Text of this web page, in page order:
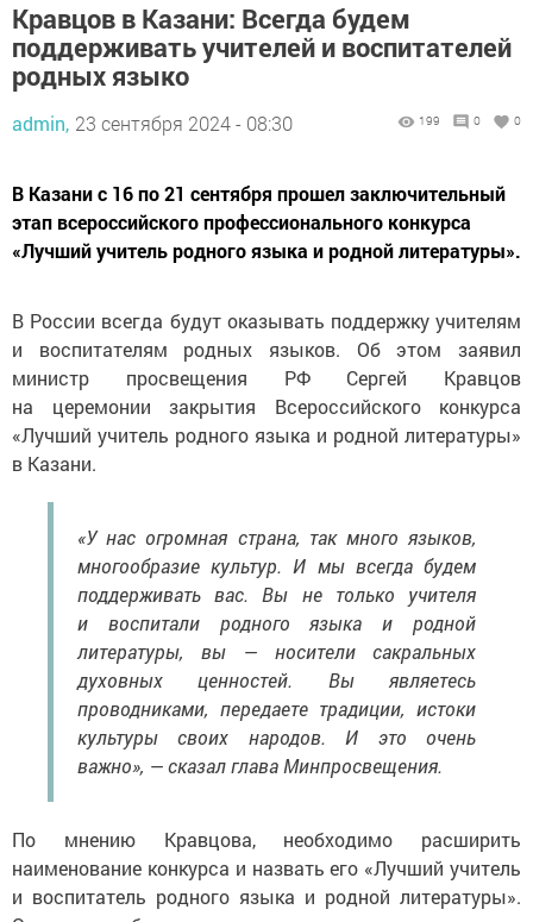
Кравцов в Казани: Всегда будем
поддерживать учителей и воспитателей
родных языко
admin, 23 сентября 2024 - 08:30 199 0 0
В Казани с 16 по 21 сентября прошел заключительный
этап всероссийского профессионального конкурса
«Лучший учитель родного языка и родной литературы».
В России всегда будут оказывать поддержку учителям
и воспитателям родных языков. Об этом заявил
министр просвещения РФ Сергей Кравцов
на церемонии закрытия Всероссийского конкурса
«Лучший учитель родного языка и родной литературы»
в Казани.
«У нас огромная страна, так много языков,
многообразие культур. И мы всегда будем
поддерживать вас. Вы не только учителя
и воспитали родного языка и родной
литературы, вы — носители сакральных
духовных ценностей. Вы являетесь
проводниками, передаете традиции, истоки
культуры своих народов. И это очень
важно», — сказал глава Минпросвещения.
По мнению Кравцова, необходимо расширить
наименование конкурса и назвать его «Лучший учитель
и воспитатель родного языка и родной литературы».